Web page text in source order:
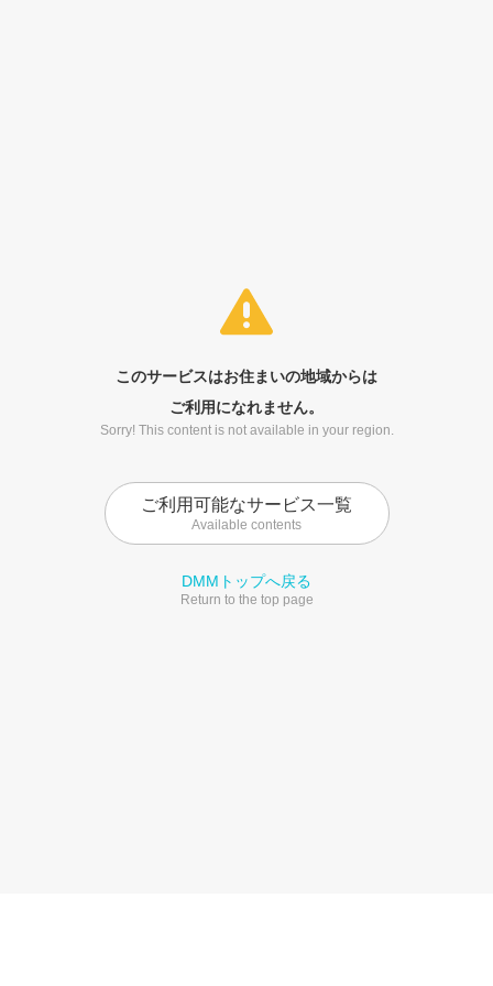
このサービスはお住まいの地域からは
ご利用になれません。
Sorry! This content is not available in your region.
ご利用可能なサービス一覧
Available contents
DMMトップへ戻る
Return to the top page